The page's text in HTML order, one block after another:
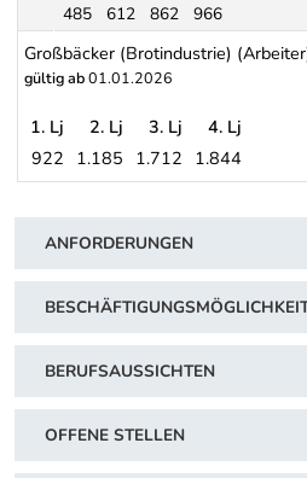
Sonderregelung für Lehrlinge,
485
612 862 966
Großbäcker (Brotindustrie)
gültig ab01.01.2026
Großbäcker (Brotindustrie)
1. Lj 2. Lj 3. Lj
4. Lj
922 1.185 1.712 1.844
ANFORDERUNGEN
BERUFSAUSSICHTEN
OFFENE STELLEN